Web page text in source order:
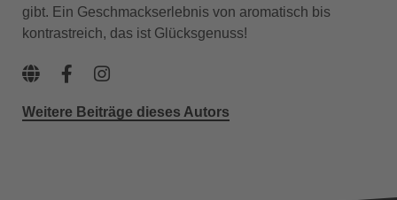
gibt. Ein Geschmackserlebnis von aromatisch bis
kontrastreich, das ist Glücksgenuss!
Weitere Beiträge dieses Autors